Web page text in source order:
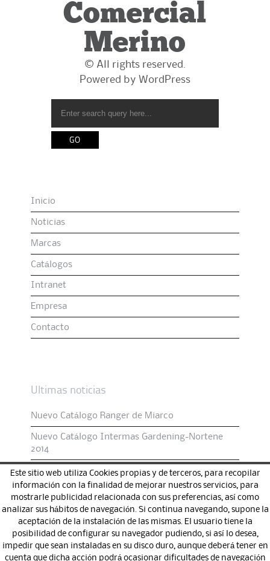
Comercial
Merino
© All rights reserved.
Powered by WordPress
Inicio
Noticias
Marcas
Catálogos
Intranet
Empresa
Contacto
Últimas noticias
Nuevo Catálogo Ranger de Miarco
Nuevo Catálogo Intermas Gardening-Nortene
2014
Aviso Legal
Política de Cookies
Este sitio web utiliza Cookies propias y de terceros, para recopilar
información con la finalidad de mejorar nuestros servicios, para
mostrarle publicidad relacionada con sus preferencias, así como
analizar sus hábitos de navegación. Si continua navegando, supone la
aceptación de la instalación de las mismas. El usuario tiene la
posibilidad de configurar su navegador pudiendo, si así lo desea,
impedir que sean instaladas en su disco duro, aunque deberá tener en
cuenta que dicha acción podrá ocasionar dificultades de navegación